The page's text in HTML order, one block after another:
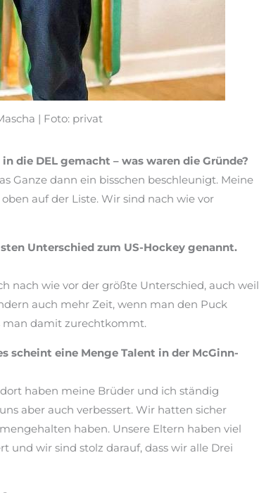
| Foto: privat
die DEL gemacht – was waren die Gründe?
Ganze dann ein bisschen beschleunigt. Meine
auf der Liste. Wir sind nach wie vor
Unterschied zum US-Hockey genannt.
nach wie vor der größte Unterschied, auch weil
auch mehr Zeit, wenn man den Puck
man damit zurechtkommt.
scheint eine Menge Talent in der McGinn-
haben meine Brüder und ich ständig
aber auch verbessert. Wir hatten sicher
haben. Unsere Eltern haben viel
und wir sind stolz darauf, dass wir alle Drei